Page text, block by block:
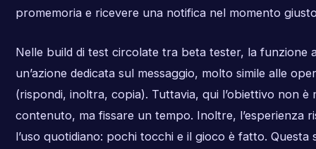
promemoria e ricevere una notifica nel momento
Nelle build di test circolate tra beta tester, la funzione
un’azione dedicata sul messaggio, molto simile alle
(rispondi, inoltra, copia). Tuttavia, qui l’obiettivo non è
contenuto, ma fissare un tempo. Inoltre, l’esperienza
l’uso quotidiano: pochi tocchi e il gioco è fatto. Questa